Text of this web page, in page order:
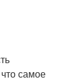
самое